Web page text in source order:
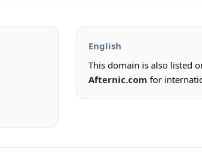
English
This domain is also listed
Afternic.com for